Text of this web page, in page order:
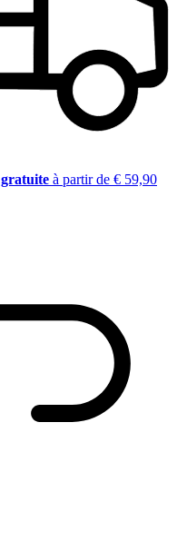
à partir de € 59,90